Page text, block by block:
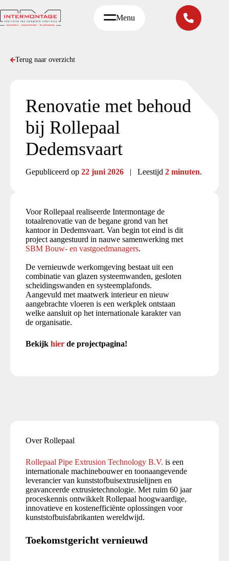
naar
de
Menu
Terug naar overzicht
Renovatie met behoud
bij Rollepaal
Dedemsvaart
Gepubliceerd op 22 juni 2026 | Leestijd 2 minuten.
Voor Rollepaal realiseerde Intermontage de
totaalrenovatie van de begane grond van het
kantoor in Dedemsvaart. Van begin tot eind is dit
project aangestuurd in nauwe samenwerking met
SBM Bouw- en vastgoedmanagers.
De vernieuwde werkomgeving bestaat uit een
combinatie van glazen systeemwanden, gesloten
scheidingswanden en systeemplafonds.
Aangevuld met maatwerk interieur en nieuw
aangebrachte vloeren is een werkplek ontstaan
welke aansluit op het internationale karakter van
de organisatie.
Bekijk hier de projectpagina!
Over Rollepaal
Rollepaal Pipe Extrusion Technology B.V. is een
internationale machinebouwer en toonaangevende
leverancier van kunststofbuisextrusielijnen en
geavanceerde extrusietechnologie. Met ruim 60 jaar
proceskennis ontwikkelt Rollepaal hoogwaardige,
innovatieve en kostenefficiënte oplossingen voor
kunststofbuisfabrikanten wereldwijd.
Toekomstgericht vernieuwd